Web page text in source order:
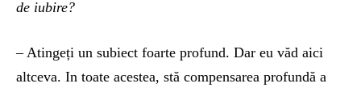
de iubire?
– Atingeți un subiect foarte profund. Dar eu văd aici
altceva. In toate acestea, stă compensarea profundă a